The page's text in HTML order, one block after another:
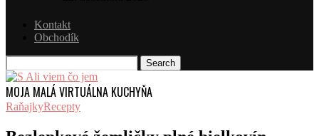
Kontakt
Obchodík
Search
MOJA MALÁ VIRTUÁLNA KUCHYŇA
RaňajkyRecepty